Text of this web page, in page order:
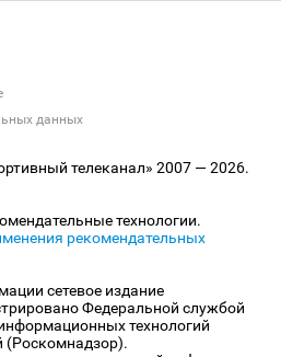
данных
телеканал» 2007 — 2026.
технологии.
рекомендательных
сетевое издание
Федеральной службой
технологий
(Роскомнадзор).